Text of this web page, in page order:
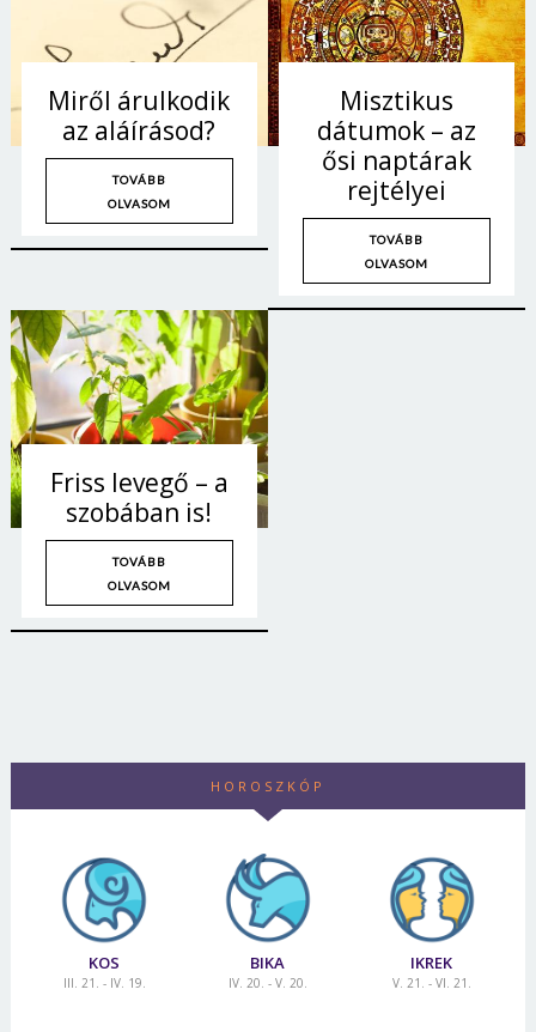
Miről árulkodik
az aláírásod?
TOVÁBB
OLVASOM
Misztikus
dátumok – az
ősi naptárak
rejtélyei
TOVÁBB
OLVASOM
Friss levegő – a
szobában is!
TOVÁBB
OLVASOM
HOROSZKÓP
KOS
III. 21. - IV. 19.
BIKA
IV. 20. - V. 20.
IKREK
V. 21. - VI. 21.